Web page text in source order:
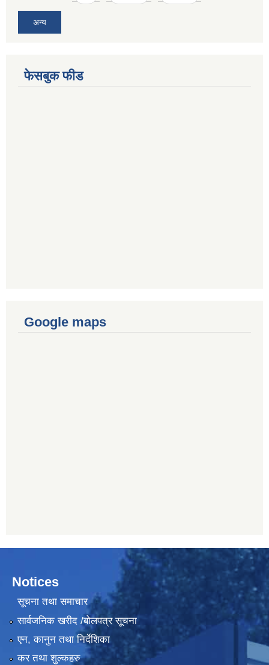
अन्य
फेसबुक फीड
Google maps
Notices
सूचना तथा समाचार
सार्वजनिक खरीद /बोलपत्र सूचना
एन, कानुन तथा निर्देशिका
कर तथा शुल्कहरु